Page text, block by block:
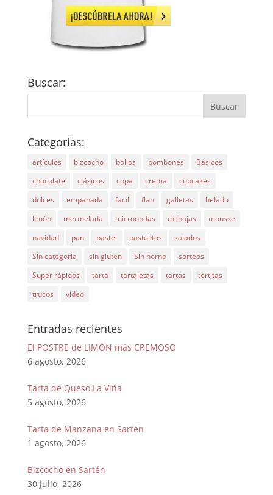
Buscar:
Categorías:
artículos bizcocho bollos bombones
Básicos
chocolate
clásicos copa crema
cupcakes
dulces
empanada facil flan galletas
helado
limón
mermelada microondas milhojas
mousse
navidad
pan pastel pastelitos
salados
Sin categoría
sin gluten Sin horno
sorteos
Super rápidos
tarta tartaletas tartas
tortitas
trucos
video
Entradas recientes
El POSTRE de LIMÓN más CREMOSO
6 agosto, 2026
Tarta de Queso La Viña
5 agosto, 2026
Tarta de Manzana en Sartén
1 agosto, 2026
Bizcocho en Sartén
30 julio, 2026